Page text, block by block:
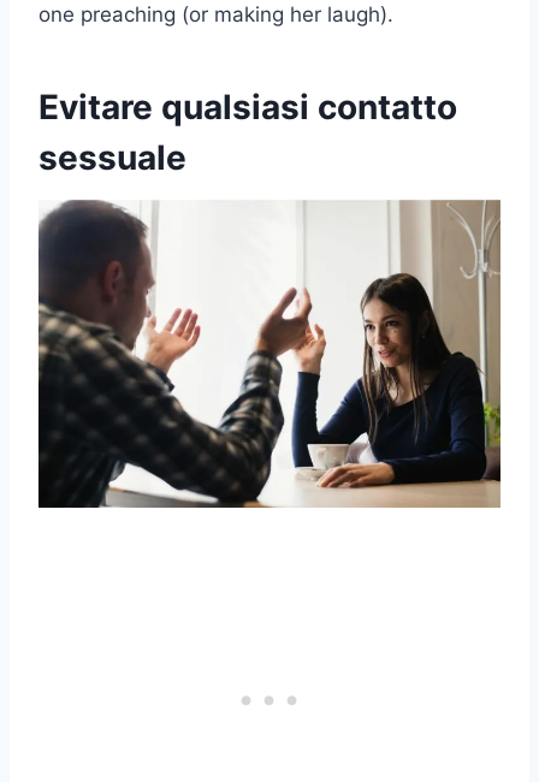
one preaching (or making her laugh).
Evitare qualsiasi contatto
sessuale